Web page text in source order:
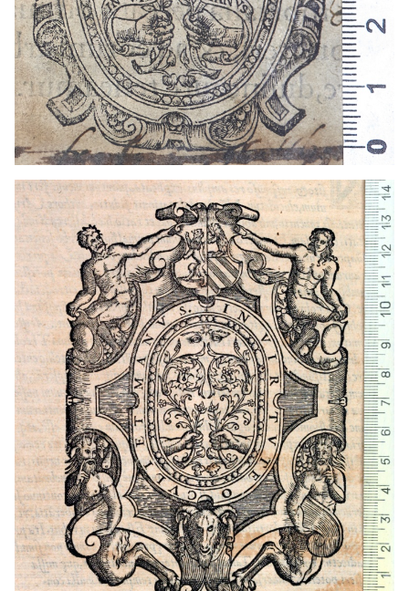
1547 - 1568 Salamanca (Castella i Lleó)
1536 - 1568
Lió (França)
t1544
Tolosa (França)